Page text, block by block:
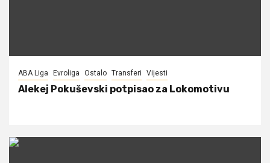
ABA Liga Evroliga Ostalo Transferi Vijesti
Alekej Pokuševski potpisao za Lokomotivu